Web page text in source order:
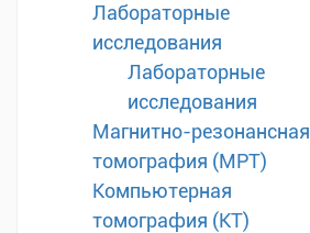
Лабораторные
исследования
Лабораторные
исследования
Магнитно-резонансная
томография (МРТ)
Компьютерная
томография (КТ)